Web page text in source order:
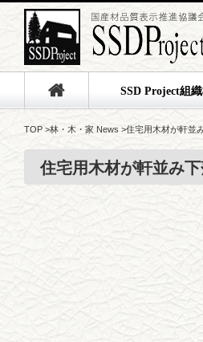
SSD Project組
TOP >林・木・家 News >住宅用木材が軒並
住宅用木材が軒並み